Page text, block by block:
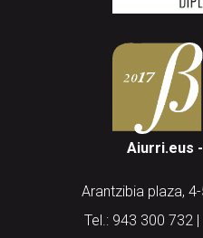
Aiurri.eus
Arantzibia plaza,
Tel.: 943 300 732